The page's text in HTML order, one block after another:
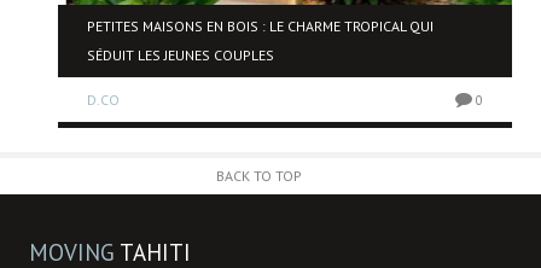
PETITES MAISONS EN BOIS : LE CHARME TROPICAL QUI
SÉDUIT LES JEUNES COUPLES
D.CO 0
BACK TO TOP
MOVING TAHITI